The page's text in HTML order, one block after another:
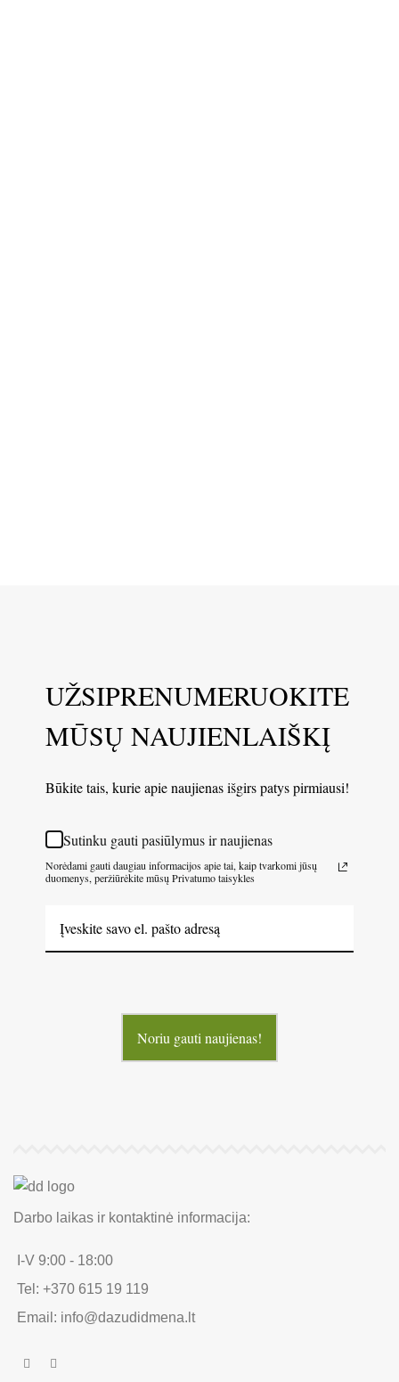
UŽSIPRENUMERUOKITE
MŪSŲ NAUJIENLAIŠKĮ
Būkite tais, kurie apie naujienas išgirs patys pirmiausi!
Sutinku gauti pasiūlymus ir naujienas
Norėdami gauti daugiau informacijos apie tai, kaip tvarkomi jūsų
duomenys, peržiūrėkite mūsų Privatumo taisykles
Noriu gauti naujienas!
Darbo laikas ir kontaktinė informacija:
I-V 9:00 - 18:00
Tel: +370 615 19 119
Email: info@dazudidmena.lt